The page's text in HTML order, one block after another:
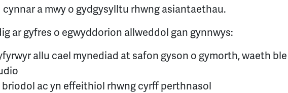
a mwy o gydgysylltu rhwng asiantaethau.
ar gyfres o egwyddorion allweddol gan gynnwys:
allu cael mynediad at safon gyson o gymorth, waeth ble
ac yn effeithiol rhwng cyrff perthnasol